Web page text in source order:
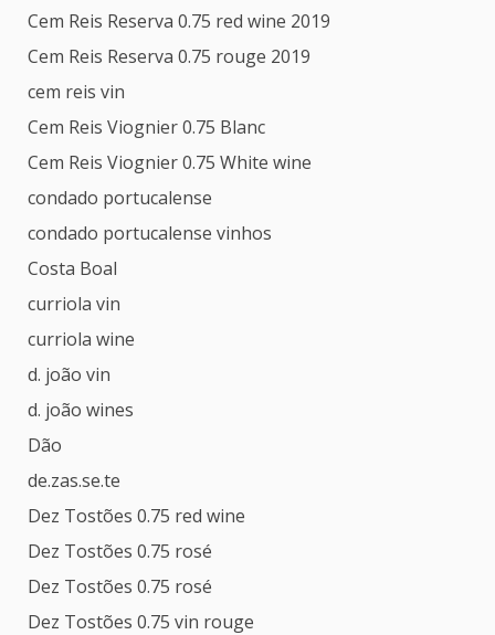
Cem Reis Reserva 0.75 red wine 2019
Cem Reis Reserva 0.75 rouge 2019
cem reis vin
Cem Reis Viognier 0.75 Blanc
Cem Reis Viognier 0.75 White wine
condado portucalense
condado portucalense vinhos
Costa Boal
curriola vin
curriola wine
d. joão vin
d. joão wines
Dão
de.zas.se.te
Dez Tostões 0.75 red wine
Dez Tostões 0.75 rosé
Dez Tostões 0.75 rosé
Dez Tostões 0.75 vin rouge